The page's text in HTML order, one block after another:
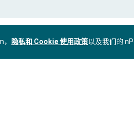
隐私和 Cookie 使用政策以及我们的